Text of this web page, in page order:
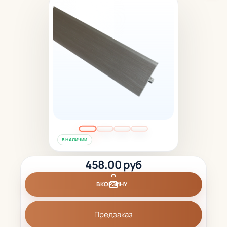
В НАЛИЧИИ
458.00 руб
В КОРЗИНУ
Предзаказ